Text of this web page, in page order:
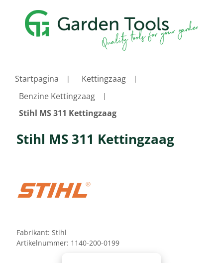
Startpagina
Kettingzaag
Benzine Kettingzaag
Stihl MS 311 Kettingzaag
Stihl MS 311 Kettingzaag
Fabrikant: Stihl
Artikelnummer: 1140-200-0199